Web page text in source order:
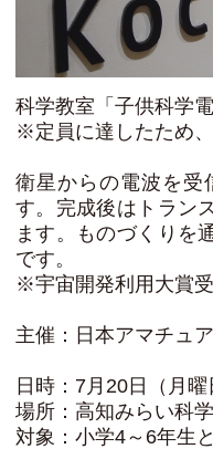
科学教室「子供科学電
※定員に達したため
衛星からの電波を
す。完成後はトラン
ます。ものづくりを
です。
※宇宙開発利用大賞
主催：日本アマチュ
日時：7月20日（月
場所：高知みらい科
対象：小学4～6年生